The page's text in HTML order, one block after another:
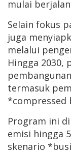
mulai
Selain fokus
juga
melalui
Hingga 2030,
termasuk
*compressed
Program ini
emisi hingga
skenario